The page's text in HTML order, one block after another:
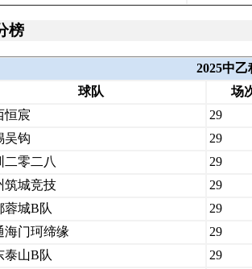
榜
2025中
球队
场
恒宸
29
吴钩
29
二零二八
29
筑城竞技
29
蓉城B队
29
海门珂缔缘
29
泰山B队
29